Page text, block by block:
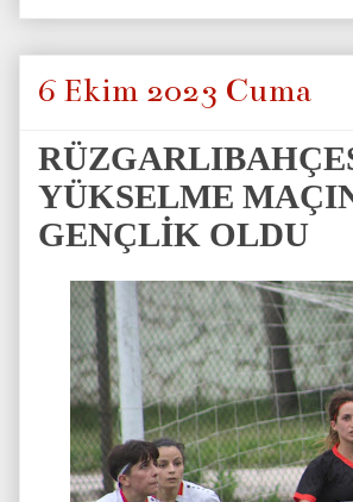
6 Ekim 2023 Cuma
YÜKSELME
GENÇLİK OLDU